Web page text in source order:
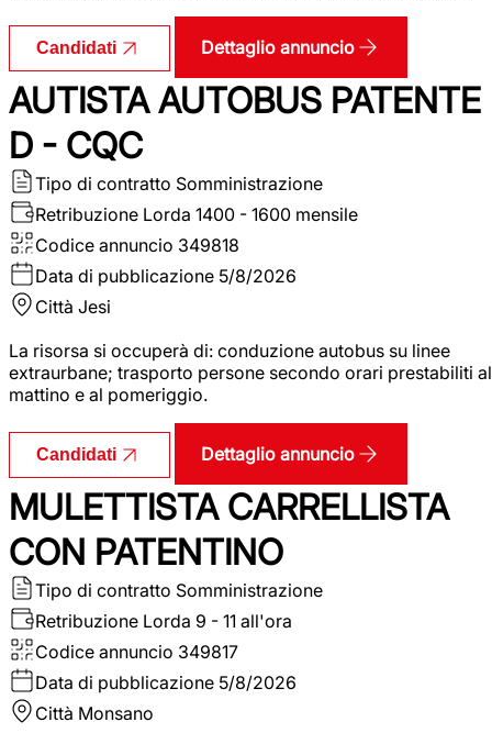
Candidati Dettaglio annuncio
AUTISTA AUTOBUS PATENTE
D - CQC
Tipo di contratto Somministrazione
Retribuzione Lorda 1400 - 1600 mensile
Codice annuncio 349818
Data di pubblicazione 5/8/2026
Città Jesi
La risorsa si occuperà di: conduzione autobus su linee
extraurbane; trasporto persone secondo orari prestabiliti al
mattino e al pomeriggio.
Candidati Dettaglio annuncio
MULETTISTA CARRELLISTA
CON PATENTINO
Tipo di contratto Somministrazione
Retribuzione Lorda 9 - 11 all'ora
Codice annuncio 349817
Data di pubblicazione 5/8/2026
Città Monsano